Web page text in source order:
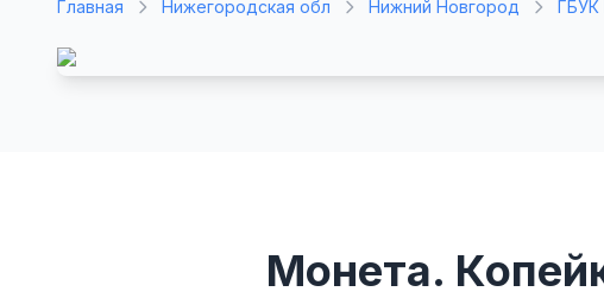
Главная Нижегородская обл Нижний Новгород
Монета.